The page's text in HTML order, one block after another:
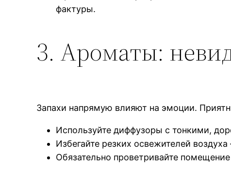
фактуры.
3. Ароматы:
Запахи напрямую влияют на эмоции.
Используйте диффузоры с тонкими,
Избегайте резких освежителей
Обязательно проветривайте